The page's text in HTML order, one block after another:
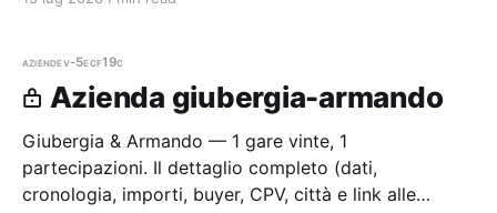
aziendev-5ecf19c
Azienda giubergia-armando
Giubergia & Armando — 1 gare vinte, 1
partecipazioni. Il dettaglio completo (dati,
cronologia, importi, buyer, CPV, città e link alle